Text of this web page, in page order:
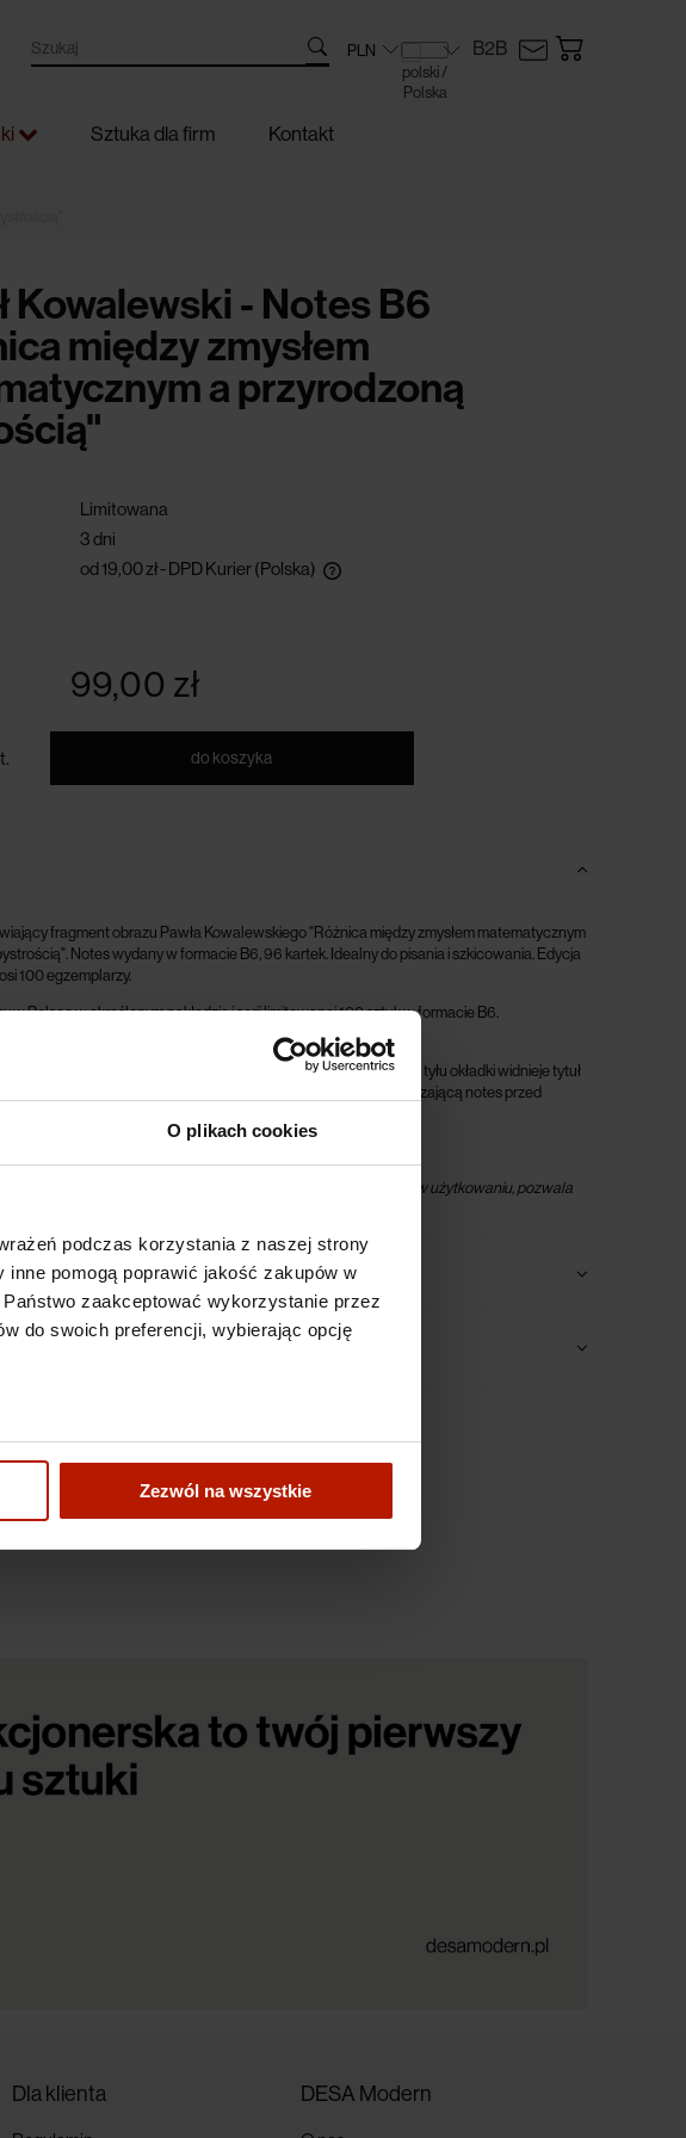
O plikach cookies
podczas korzystania z naszej strony
pomogą poprawić jakość zakupów w
zaakceptować wykorzystanie przez
do swoich preferencji, wybierając opcję
Zezwól na wszystkie
B2B
Sztuka dla firm Kontakt
Kowalewski - Notes B6
między zmysłem
a przyrodzoną
Limitowana
3 dni
od 19,00 zł- DPD Kurier(Polska)
99,00 zł
do koszyka
fragment obrazu Pawła Kowalewskiego "Różnica między zmysłem matematycznym
Notes wydany w formacie B6, 96 kartek. Idealny do pisania i szkicowania. Edycja
100 egzemplarzy.
w Polsce w określonym nakładzie i serii limitowanej 100 sztuk w formacie B6.
umieszczona jest ilustracja autorstwa Pawła Kowalewskiego. Z tyłu okładki widnieje tytuł
Desa Modern. Okładka powleczona jest matową folią zabezpieczającą notes przed
często rekomendowany również jako pomysł prezent. Przyjemny w użytkowaniu, pozwala
Dla klienta DESA Modern